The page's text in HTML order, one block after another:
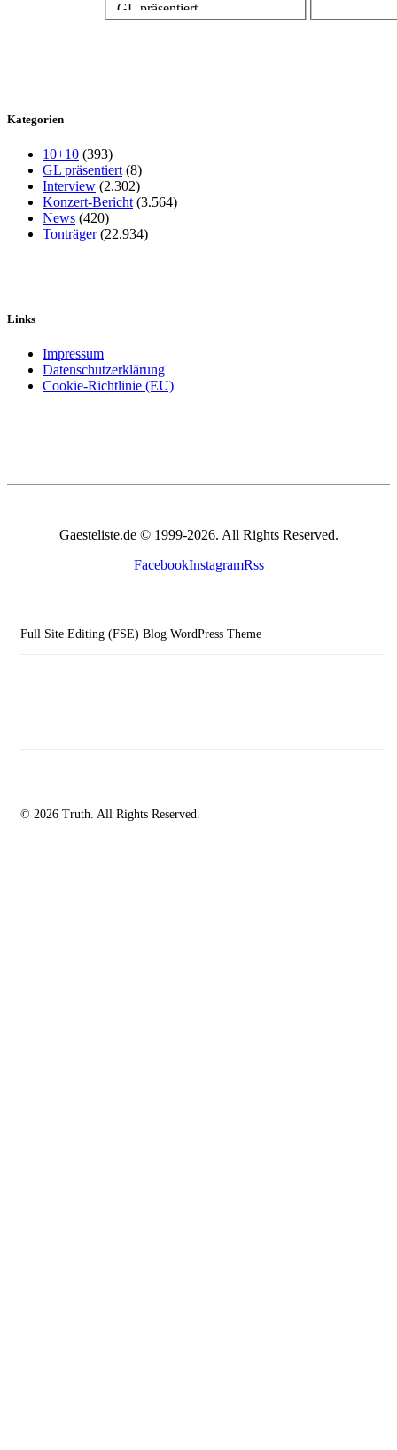
GL präsentiert
Kategorien
10+10 (393)
GL präsentiert (8)
Interview (2.302)
Konzert-Bericht (3.564)
News (420)
Tonträger(22.934)
Links
Impressum
Datenschutzerklärung
Cookie-Richtlinie (EU)
Gaesteliste.de © 1999-2026. All Rights Reserved.
FacebookInstagramRss
Full Site Editing (FSE) Blog WordPress Theme
© 2026 Truth. All Rights Reserved.